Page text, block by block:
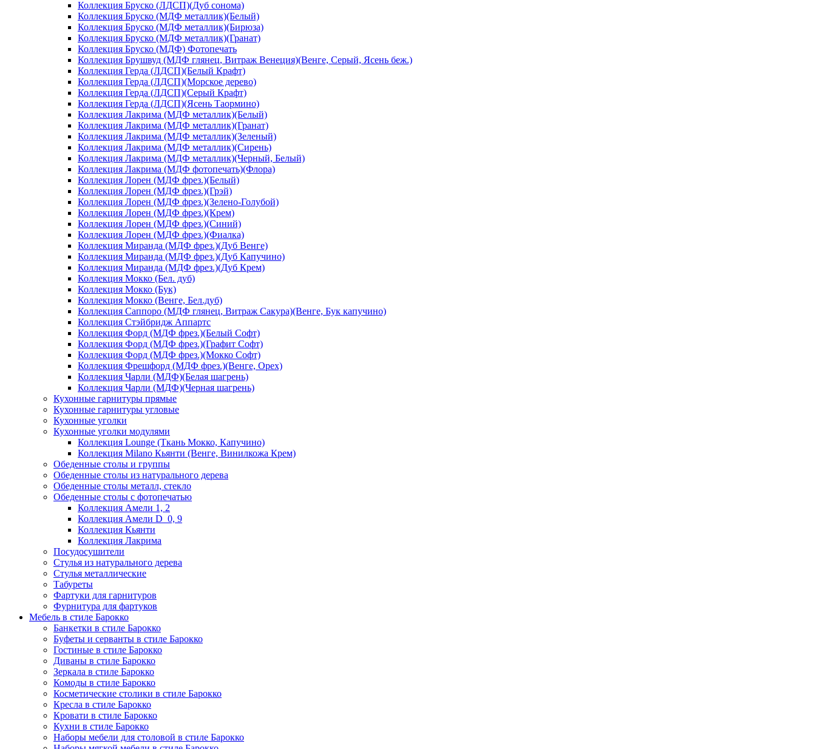
Коллекция Бруско (ЛДСП)(Дуб сонома)
Коллекция Бруско (МДФ металлик)(Белый)
Коллекция Бруско (МДФ металлик)(Бирюза)
Коллекция Бруско (МДФ металлик)(Гранат)
Коллекция Бруско (МДФ) Фотопечать
Коллекция Брушвуд (МДФ глянец, Витраж Венеция)(Венге, Серый, Ясень беж.)
Коллекция Герда (ЛДСП)(Белый Крафт)
Коллекция Герда (ЛДСП)(Морское дерево)
Коллекция Герда (ЛДСП)(Серый Крафт)
Коллекция Герда (ЛДСП)(Ясень Таормино)
Коллекция Лакрима (МДФ металлик)(Белый)
Коллекция Лакрима (МДФ металлик)(Гранат)
Коллекция Лакрима (МДФ металлик)(Зеленый)
Коллекция Лакрима (МДФ металлик)(Сирень)
Коллекция Лакрима (МДФ металлик)(Черный, Белый)
Коллекция Лакрима (МДФ фотопечать)(Флора)
Коллекция Лорен (МДФ фрез.)(Белый)
Коллекция Лорен (МДФ фрез.)(Грэй)
Коллекция Лорен (МДФ фрез.)(Зелено-Голубой)
Коллекция Лорен (МДФ фрез.)(Крем)
Коллекция Лорен (МДФ фрез.)(Синий)
Коллекция Лорен (МДФ фрез.)(Фиалка)
Коллекция Миранда (МДФ фрез.)(Дуб Венге)
Коллекция Миранда (МДФ фрез.)(Дуб Капучино)
Коллекция Миранда (МДФ фрез.)(Дуб Крем)
Коллекция Мокко (Бел. дуб)
Коллекция Мокко (Бук)
Коллекция Мокко (Венге, Бел.дуб)
Коллекция Саппоро (МДФ глянец, Витраж Сакура)(Венге, Бук капучино)
Коллекция Стэйбридж Аппартс
Коллекция Форд (МДФ фрез.)(Белый Софт)
Коллекция Форд (МДФ фрез.)(Графит Софт)
Коллекция Форд (МДФ фрез.)(Мокко Софт)
Коллекция Фрешфорд (МДФ фрез.)(Венге, Орех)
Коллекция Чарли (МДФ)(Белая шагрень)
Коллекция Чарли (МДФ)(Черная шагрень)
Кухонные гарнитуры прямые
Кухонные гарнитуры угловые
Кухонные уголки
Кухонные уголки модулями
Коллекция Lounge (Ткань Мокко, Капучино)
Коллекция Milano Кьянти (Венге, Винилкожа Крем)
Обеденные столы и группы
Обеденные столы из натурального дерева
Обеденные столы металл, стекло
Обеденные столы с фотопечатью
Коллекция Амели 1, 2
Коллекция Амели D_0, 9
Коллекция Кьянти
Коллекция Лакрима
Посудосушители
Стулья из натурального дерева
Стулья металлические
Табуреты
Фартуки для гарнитуров
Фурнитура для фартуков
Мебель в стиле Барокко
Банкетки в стиле Барокко
Буфеты и серванты в стиле Барокко
Гостиные в стиле Барокко
Диваны в стиле Барокко
Зеркала в стиле Барокко
Комоды в стиле Барокко
Косметические столики в стиле Барокко
Кресла в стиле Барокко
Кровати в стиле Барокко
Кухни в стиле Барокко
Наборы мебели для столовой в стиле Барокко